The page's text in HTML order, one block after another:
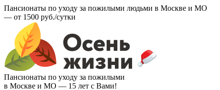
Пансионаты по уходу за пожилыми людьми в Москве и МО
— от 1500 руб./сутки
Пансионаты по уходу за пожилыми
в Москве и МО — 15 лет с Вами!